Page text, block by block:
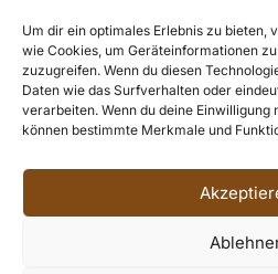
Um dir ein optimales Erlebnis zu bieten,
wie Cookies, um Geräteinformationen
zuzugreifen. Wenn du diesen
Daten wie das Surfverhalten oder
verarbeiten. Wenn du deine
können bestimmte Merkmale und
Telefon:
E-Mail: